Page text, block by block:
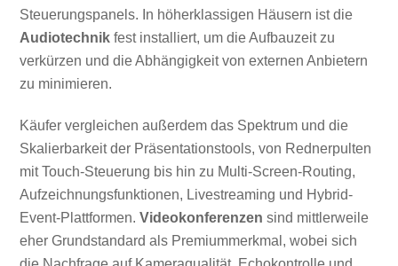
Steuerungspanels. In höherklassigen Häusern ist die
Audiotechnik fest installiert, um die Aufbauzeit zu
verkürzen und die Abhängigkeit von externen Anbietern
zu minimieren.
Käufer vergleichen außerdem das Spektrum und die
Skalierbarkeit der Präsentationstools, von Rednerpulten
mit Touch-Steuerung bis hin zu Multi-Screen-Routing,
Aufzeichnungsfunktionen, Livestreaming und Hybrid-
Event-Plattformen.Videokonferenzen sind mittlerweile
eher Grundstandard als Premiummerkmal, wobei sich